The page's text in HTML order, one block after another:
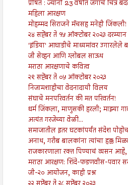
प्रेषित : ज्यांनी 23 वर्षात जगाचे चित्र
महिला आरक्षण
मोहम्मद सिराजने मॅचसह मनेही जिंकली!
२४ सप्टेंबर ते १५ ऑक्टोबर २०२३
'इंडिया' आघाडीचे माध्यमांवर उगारलेले
जी सेव्हन आणि ग्लोबल साऊथ
मराठा आरक्षणाचे कवित्व
२९ सप्टेंबर ते ०५ ऑक्टोबर २०२३
निजामशाहीचा वेदनादायी विलय
संघाचे मनपरिवर्तन की मत परिवर्तन!
धर्म जिंकला, माणुसकी हरली; माझ्या
अत्यंत गरजेच्या वेळी...
समाजातील इतर घटकांपर्यंत संदेश
अनाथ, गरीब बालकांना त्यांचा हक्क
राजकारणाला रक्त पिण्याचं व्यसन
मराठा आरक्षण: शिंदे-फडणवीस-पवार
जी-२० आयोजन, काही प्रश्न